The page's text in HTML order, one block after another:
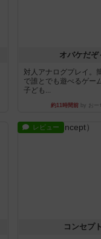
オバケだぞ
対人アナログプレイ。
で誰とでも遊べるゲー
子ども...
約11時間前by おー
レビュー
コンセプト